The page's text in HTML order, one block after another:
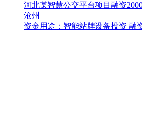
河北某智慧公交平台项目融资
沧州
资金用途：智能站牌设备投资 融